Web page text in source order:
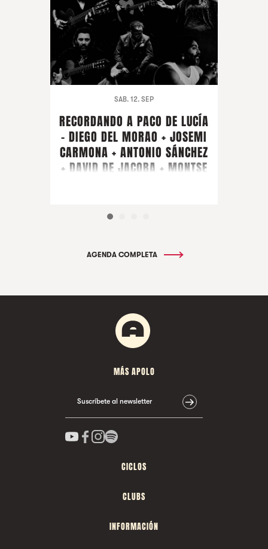
SAB. 12. SEP
RECORDANDO A PACO DE LUCÍA
- DIEGO DEL MORAO + JOSEMI
CARMONA + ANTONIO SÁNCHEZ
+ DAVID DE JACOBA + MONTSE
AGENDA COMPLETA
MÁS APOLO
Suscríbete al newsletter
CICLOS
CLUBS
INFORMACIÓN